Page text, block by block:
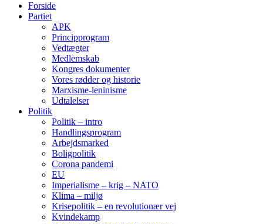
Forside
Partiet
APK
Principprogram
Vedtægter
Medlemskab
Kongres dokumenter
Vores rødder og historie
Marxisme-leninisme
Udtalelser
Politik
Politik – intro
Handlingsprogram
Arbejdsmarked
Boligpolitik
Corona pandemi
EU
Imperialisme – krig – NATO
Klima – miljø
Krisepolitik – en revolutionær vej
Kvindekamp